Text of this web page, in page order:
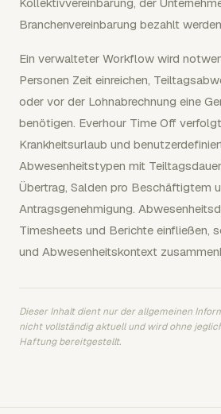
Branchenvereinbarung bezahlt
Ein verwalteter Workflow wird
Personen Zeit einreichen,
oder vor der Lohnabrechnung eine
benötigen. Everhour Time Off
Krankheitsurlaub und
Abwesenheitstypen mit
Übertrag, Salden pro Beschäftigtem
Antragsgenehmigung.
Timesheets und Berichte einfließen,
und Abwesenheitskontext
Dieser Inhalt dient nur der allgemeinen
nicht vollständig aktuell und wird ohne
Haftung bereitgestellt.